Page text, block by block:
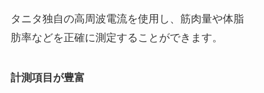
タニタ独自の高周波電流を使用し、筋肉量や体脂
肪率などを正確に測定することができます。
計測項目が豊富